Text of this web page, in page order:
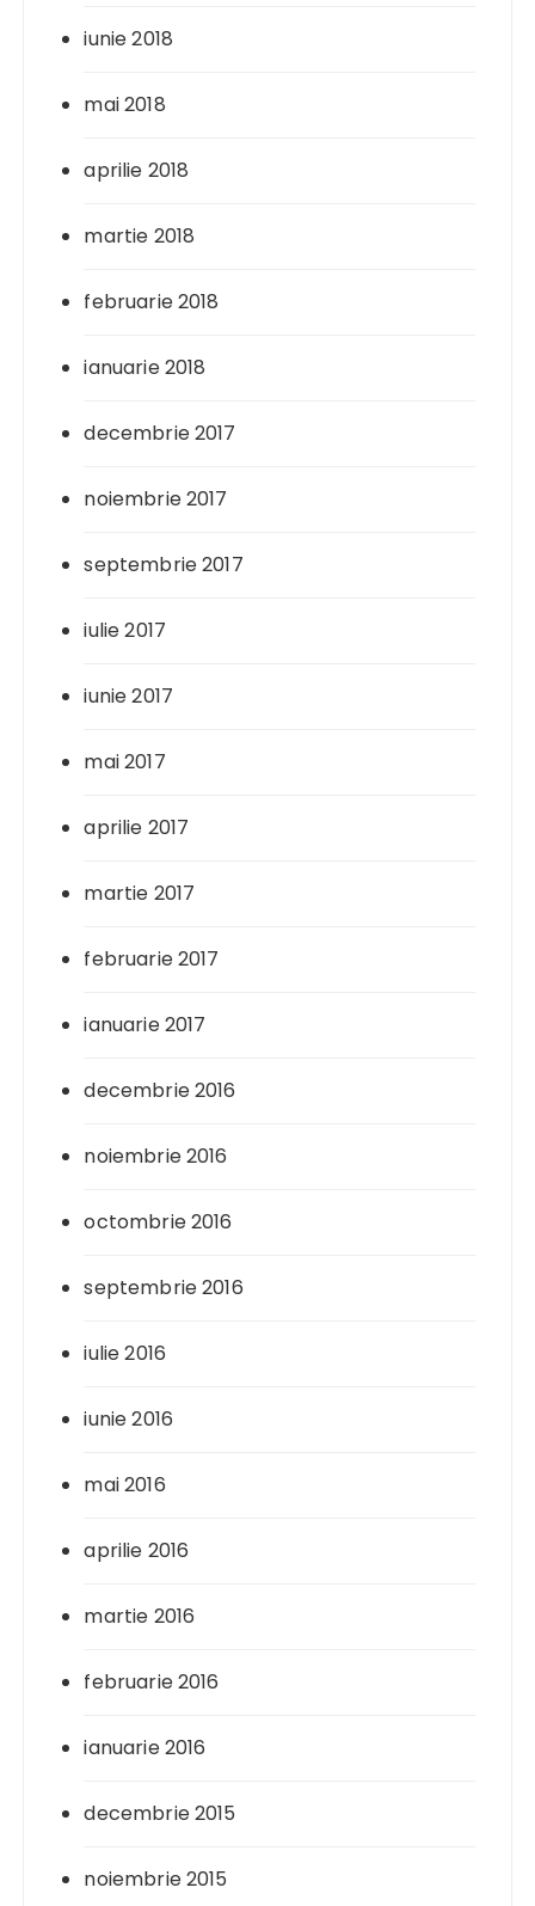
iunie 2018
mai 2018
aprilie 2018
martie 2018
februarie 2018
ianuarie 2018
decembrie 2017
noiembrie 2017
septembrie 2017
iulie 2017
iunie 2017
mai 2017
aprilie 2017
martie 2017
februarie 2017
ianuarie 2017
decembrie 2016
noiembrie 2016
octombrie 2016
septembrie 2016
iulie 2016
iunie 2016
mai 2016
aprilie 2016
martie 2016
februarie 2016
ianuarie 2016
decembrie 2015
noiembrie 2015